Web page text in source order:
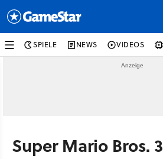
SPIELE NEWS VIDEOS
Super Mario Bros. 3